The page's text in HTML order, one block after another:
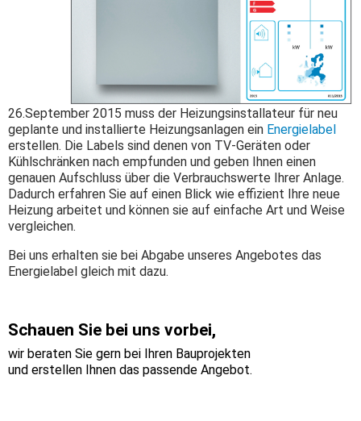
26.September 2015 muss der Heizungsinstallateur für neu
geplante und installierte Heizungsanlagen ein Energielabel
erstellen. Die Labels sind denen von TV-Geräten oder
Kühlschränken nach empfunden und geben Ihnen einen
genauen Aufschluss über die Verbrauchswerte Ihrer Anlage.
Dadurch erfahren Sie auf einen Blick wie effizient Ihre neue
Heizung arbeitet und können sie auf einfache Art und Weise
vergleichen.
Bei uns erhalten sie bei Abgabe unseres Angebotes das
Energielabel gleich mit dazu.
Schauen Sie bei uns vorbei,
wir beraten Sie gern bei Ihren Bauprojekten
und erstellen Ihnen das passende Angebot.